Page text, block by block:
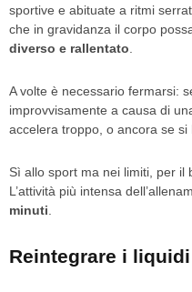
sportive e abituate a ritmi
che in gravidanza il corpo
diverso e rallentato.
A volte è necessario fermarsi:
improvvisamente a causa di
accelera troppo, o ancora se si
Sì allo sport ma nei limiti, per il
L’attività più intensa
minuti.
Reintegrare i liquidi